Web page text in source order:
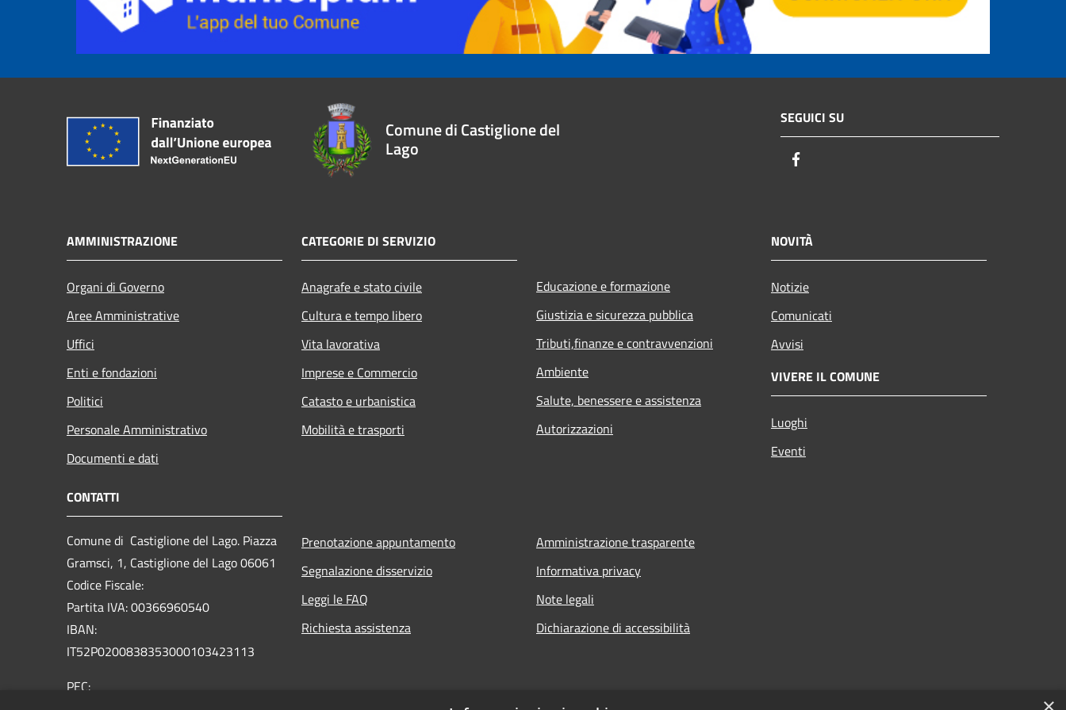
Comune di Castiglione del
Lago
SEGUICI SU
AMMINISTRAZIONE
Organi di Governo
Aree Amministrative
Uffici
Enti e fondazioni
Politici
Personale Amministrativo
Documenti e dati
CATEGORIE DI SERVIZIO
Anagrafe e stato civile
Cultura e tempo libero
Vita lavorativa
Imprese e Commercio
Catasto e urbanistica
Mobilità e trasporti
Educazione e formazione
Giustizia e sicurezza pubblica
Tributi,finanze e contravvenzioni
Ambiente
Salute, benessere e assistenza
Autorizzazioni
NOVITÀ
Notizie
Comunicati
Avvisi
VIVERE IL COMUNE
Luoghi
Eventi
CONTATTI
Comune di Castiglione del Lago. Piazza
Gramsci, 1, Castiglione del Lago 06061
Codice Fiscale:
Partita IVA: 00366960540
IBAN:
IT52P0200838353000103423113
PEC:
Prenotazione appuntamento
Segnalazione disservizio
Leggi le FAQ
Richiesta assistenza
Amministrazione trasparente
Informativa privacy
Note legali
Dichiarazione di accessibilità